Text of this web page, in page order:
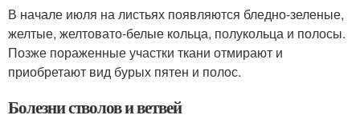
В начале июля на листьях появляются бледно-зеленые,
желтые, желтовато-белые кольца, полукольца и полосы.
Позже пораженные участки ткани отмирают и
приобретают вид бурых пятен и полос.
Болезни стволов и ветвей